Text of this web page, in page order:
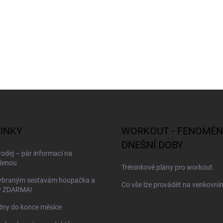
– pár informací na
sestavám houpačka a
ZDARMA!
do konce měsíce
WORKOUT - FENOMÉN
DNEŠNÍ DOBY
Tréninkové plány pro workout
Co vše lze provádět na